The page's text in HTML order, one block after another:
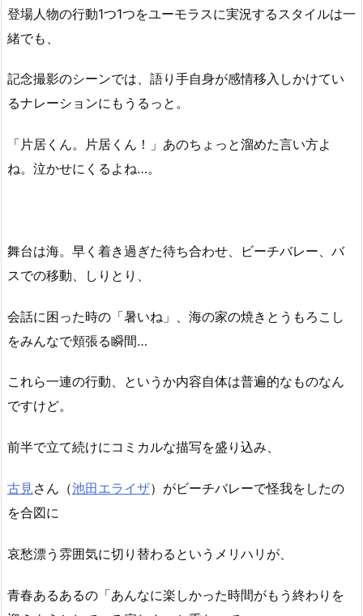
登場人物の行動1つ1つをユーモラスに実況するスタイルは一
緒でも、
記念撮影のシーンでは、語り手自身が感情移入しかけてい
るナレーションにもうるっと。
「片居くん。片居くん！」あのちょっと溜めた言い方よ
ね。泣かせにくるよね…。
舞台は海。早く着き過ぎた待ち合わせ、ビーチバレー、バ
スでの移動、しりとり、
会話に困った時の「暑いね」、海の家の焼きとうもろこし
をみんなで頬張る瞬間…
これら一連の行動、というか内容自体は普遍的なものなん
ですけど。
前半で立て続けにコミカルな描写を盛り込み、
古見さん（池田エライザ）がビーチバレーで怪我をしたの
を合図に
哀愁漂う雰囲気に切り替わるというメリハリが、
青春あるあるの「あんなに楽しかった時間がもう終わりを